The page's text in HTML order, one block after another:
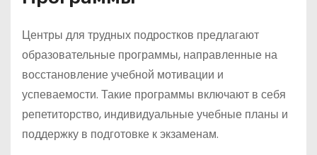
Центры для трудных подростков предлагают
образовательные программы, направленные на
восстановление учебной мотивации и
успеваемости. Такие программы включают в себя
репетиторство, индивидуальные учебные планы и
поддержку в подготовке к экзаменам.